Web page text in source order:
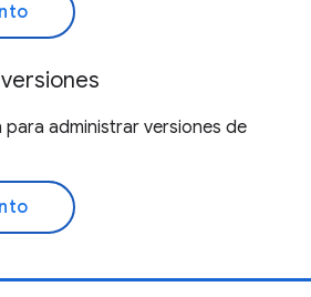
administrar versiones de